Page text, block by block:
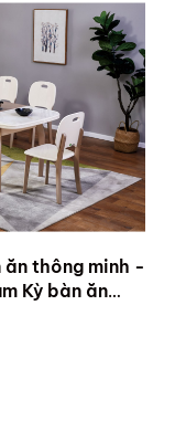
thông minh -
Kỳ bàn ăn